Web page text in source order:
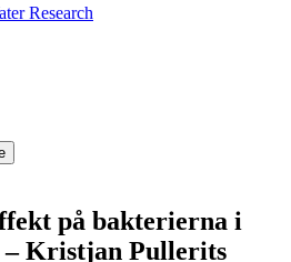
Research
på bakterierna i
Kristjan Pullerits